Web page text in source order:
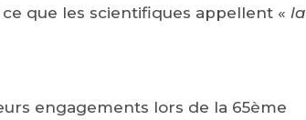
que les scientifiques appellent « la
engagements lors de la 65ème